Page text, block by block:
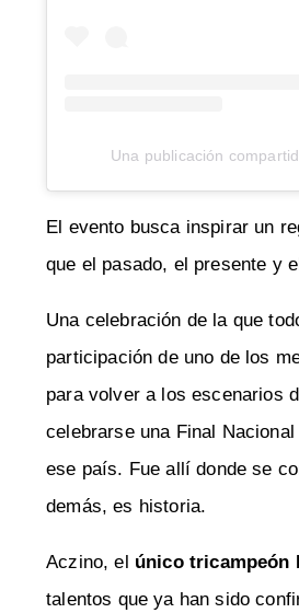
Una publicación
El evento busca inspirar un
que el pasado, el presente y
Una celebración de la que
participación de uno de los
para volver a los escenarios
celebrarse una Final
ese país. Fue allí donde se
demás, es historia.
Aczino, el único tricampeón
talentos que ya han sido